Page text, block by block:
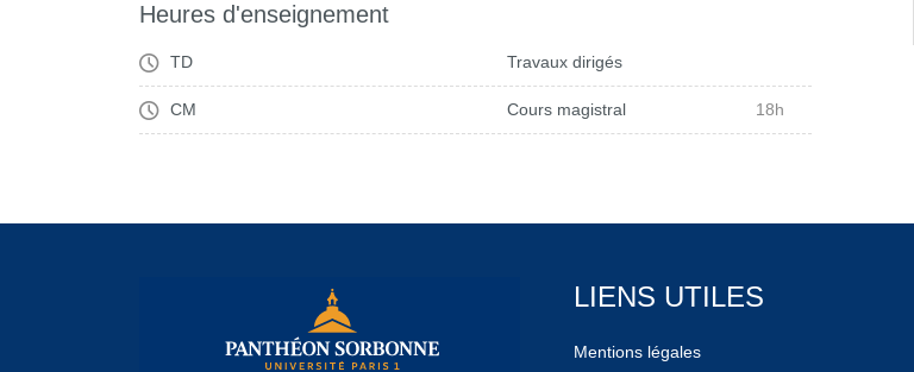
Heures d'enseignement
TD Travaux dirigés
CM Cours magistral 18h
LIENS UTILES
Mentions légales